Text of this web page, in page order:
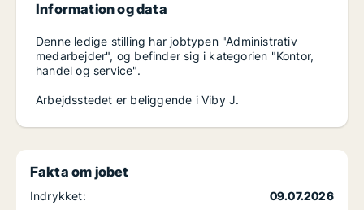
Information og data
Denne ledige stilling har jobtypen "Administrativ
medarbejder", og befinder sig i kategorien "Kontor,
handel og service".
Arbejdsstedet er beliggende i Viby J.
Fakta om jobet
Indrykket:
09.07.2026